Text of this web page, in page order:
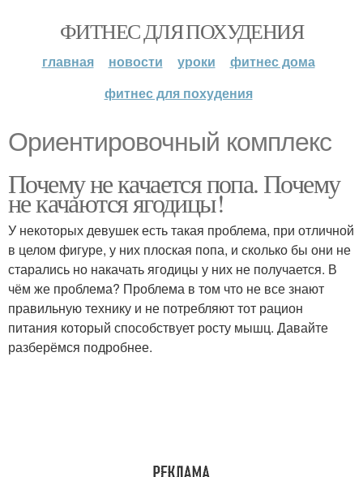
ФИТНЕС ДЛЯ ПОХУДЕНИЯ
главная новости уроки
фитнес дома
фитнес для похудения
Ориентировочный комплекс
Почему не качается попа. Почему
не качаются ягодицы!
У некоторых девушек есть такая проблема, при отличной
в целом фигуре, у них плоская попа, и сколько бы они не
старались но накачать ягодицы у них не получается. В
чём же проблема? Проблема в том что не все знают
правильную технику и не потребляют тот рацион
питания который способствует росту мышц. Давайте
разберёмся подробнее.